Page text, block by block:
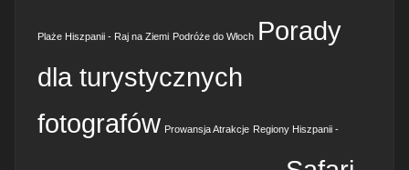
Plaże Hiszpanii - Raj na Ziemi Podróże do Włoch Porady
dla turystycznych
fotografów Prowansja Atrakcje Regiony Hiszpanii -